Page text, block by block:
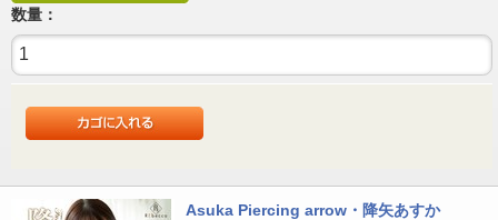
数量：
Asuka Piercing arrow・降矢あすか